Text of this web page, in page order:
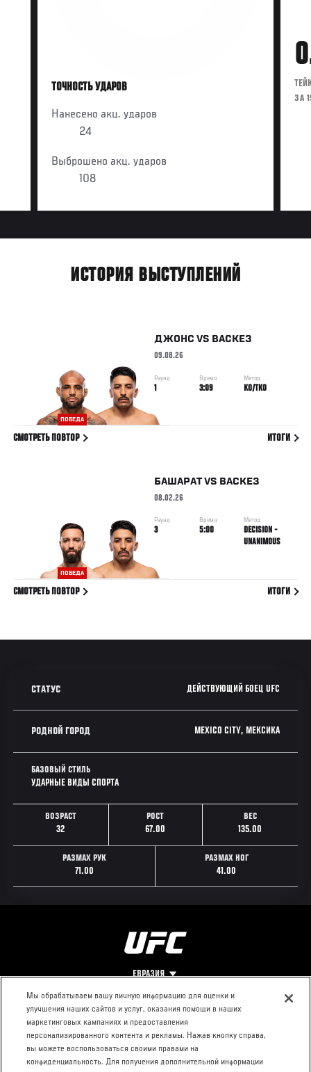
ТОЧНОСТЬ УДАРОВ
Нанесено акц. ударов
24
Выброшено акц. ударов
108
ЗА
ИСТОРИЯ ВЫСТУПЛЕНИЙ
ПОБЕДА
ДЖОНС VS ВАСКЕЗ
09.08.26
Раунд
1
Время
3:09
Метод
KO/TKO
СМОТРЕТЬ ПОВТОР ИТОГИ
ПОБЕДА
БАШАРАТVS ВАСКЕЗ
08.02.26
Раунд
3
Время
5:00
Метод
DECISION -
UNANIMOUS
СМОТРЕТЬ ПОВТОР ИТОГИ
СТАТУС ДЕЙСТВУЮЩИЙ БОЕЦ UFC
РОДНОЙ ГОРОД MEXICO CITY, МЕКСИКА
БАЗОВЫЙ СТИЛЬ
УДАРНЫЕ ВИДЫ СПОРТА
ВОЗРАСТ
32
РОСТ
67.00
ВЕС
135.00
РАЗМАХ РУК
71.00
РАЗМАХ НОГ
41.00
ЕВРАЗИЯ
Footer
О UFC
Про ММА
Социальная
КОНТАКТЫ
Пресс-центр
Условия
использования
Мы обрабатываем вашу личную информацию для оценки и
улучшения наших сайтов и услуг, оказания помощи в наших
маркетинговых кампаниях и предоставления
персонализированного контента и рекламы. Нажав кнопку справа,
вы можете воспользоваться своими правами на
конфиденциальность. Для получения дополнительной информации